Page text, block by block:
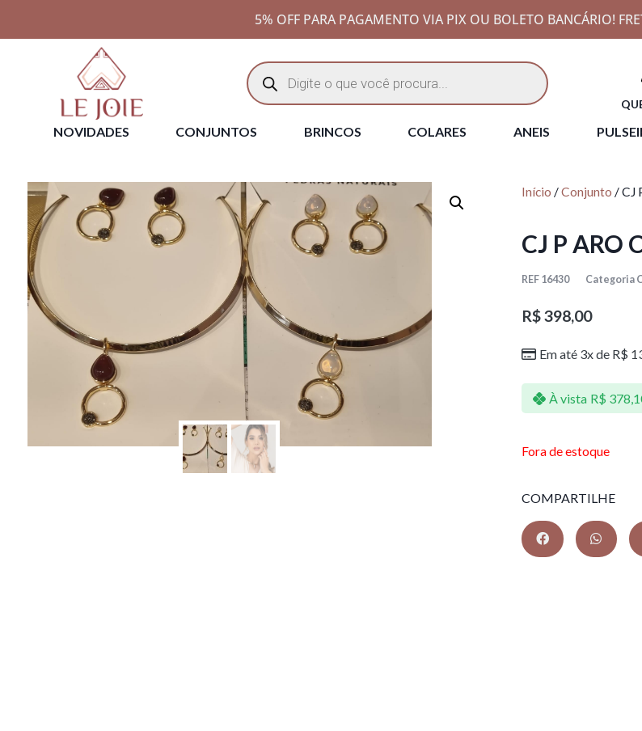
5% OFF PARA PAGAMENTO VIA PIX OU BOLETO BANCÁRIO!
NOVIDADES CONJUNTOS BRINCOS COLARES ANEIS
Início /Conjunto / CJ
CJ P ARO
REF 16430 Categoria
R$398,00
Em até 3x de R$
À vista R$
Fora de estoque
COMPARTILHE